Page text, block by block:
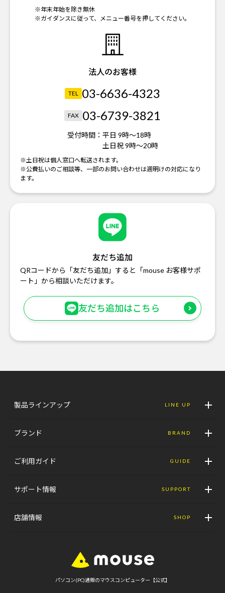
※年末年始を除き無休
※ガイダンスに従って、メニュー番号を押してください。
法人のお客様
TEL 03-6636-4323
FAX 03-6739-3821
受付時間： 平日 9時～18時
土日祝 9時～20時
※土日祝は個人窓口へ転送されます。
※公費払いのご相談等、一部のお問い合わせは週明けの対応になり
ます。
友だち追加
QRコードから「友だち追加」すると「mouse お客様サポ
ート」から相談いただけます。
友だち追加はこちら
製品ラインアップ LINE UP
ブランド BRAND
ご利用ガイド GUIDE
サポート情報 SUPPORT
店舗情報 SHOP
パソコン(PC)通販のマウスコンピューター【公式】